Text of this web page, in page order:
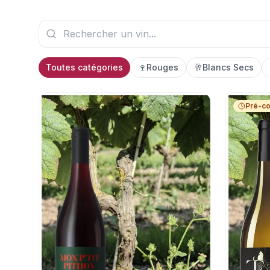
Toutes catégories 🍷 Rouges 🥂Blancs Secs
Pré-